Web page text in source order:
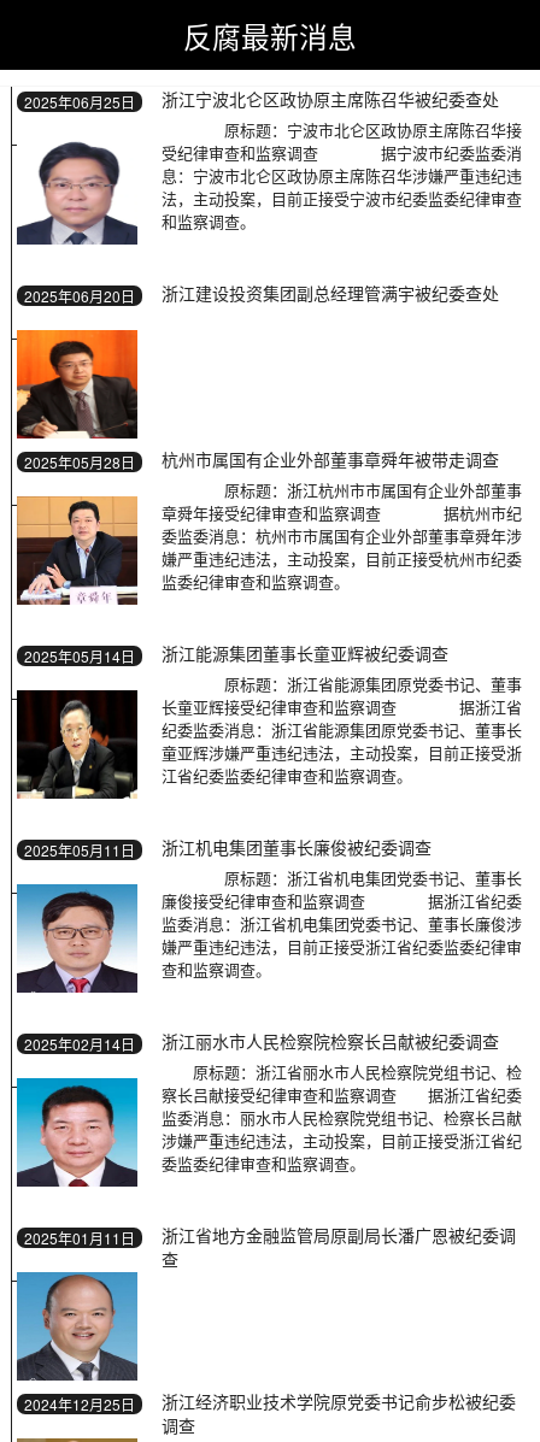
反腐最新消息
反腐最新消息>浙江
2025年06月25日 浙江宁波北仑区政协原主席陈召华被纪委查处
原标题：宁波市北仑区政协原主席陈召华接
受纪律审查和监察调查 据宁波市纪委监委消
息：宁波市北仑区政协原主席陈召华涉嫌严重违纪违
法，主动投案，目前正接受宁波市纪委监委纪律审查
和监察调查。
2025年06月20日 浙江建设投资集团副总经理管满宇被纪委查处
2025年05月28日 杭州市属国有企业外部董事章舜年被带走调查
原标题：浙江杭州市市属国有企业外部董事
章舜年接受纪律审查和监察调查 据杭州市纪
委监委消息：杭州市市属国有企业外部董事章舜年涉
嫌严重违纪违法，主动投案，目前正接受杭州市纪委
监委纪律审查和监察调查。
2025年05月14日 浙江能源集团董事长童亚辉被纪委调查
原标题：浙江省能源集团原党委书记、董事
长童亚辉接受纪律审查和监察调查 据浙江省
纪委监委消息：浙江省能源集团原党委书记、董事长
童亚辉涉嫌严重违纪违法，主动投案，目前正接受浙
江省纪委监委纪律审查和监察调查。
2025年05月11日 浙江机电集团董事长廉俊被纪委调查
原标题：浙江省机电集团党委书记、董事长
廉俊接受纪律审查和监察调查 据浙江省纪委
监委消息：浙江省机电集团党委书记、董事长廉俊涉
嫌严重违纪违法，目前正接受浙江省纪委监委纪律审
查和监察调查。
2025年02月14日 浙江丽水市人民检察院检察长吕献被纪委调查
原标题：浙江省丽水市人民检察院党组书记、检
察长吕献接受纪律审查和监察调查 据浙江省纪委
监委消息：丽水市人民检察院党组书记、检察长吕献
涉嫌严重违纪违法，主动投案，目前正接受浙江省纪
委监委纪律审查和监察调查。
2025年01月11日
浙江省地方金融监管局原副局长潘广恩被纪委调
查
2024年12月25日
浙江经济职业技术学院原党委书记俞步松被纪委
调查